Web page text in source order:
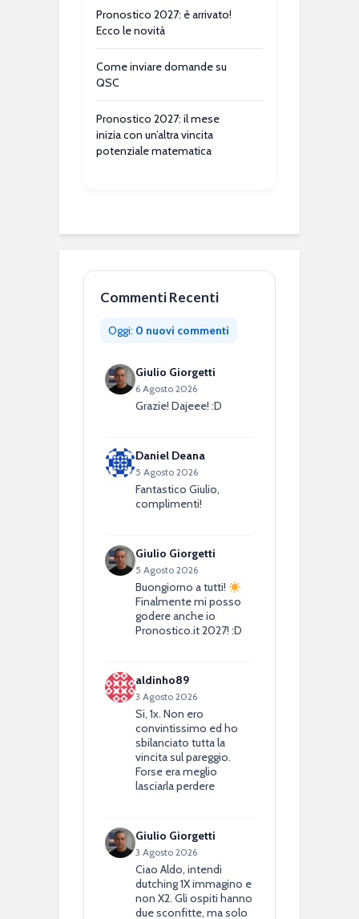
Pronostico 2027: è arrivato!
Ecco le novità
Come inviare domande su
QSC
Pronostico 2027: il mese
inizia con un’altra vincita
potenziale matematica
Commenti Recenti
Oggi: 0 nuovi commenti
Giulio Giorgetti
6 Agosto 2026
Grazie! Dajeee! :D
Daniel Deana
5 Agosto 2026
Fantastico Giulio,
complimenti!
Giulio Giorgetti
5 Agosto 2026
Buongiorno a tutti!
Finalmente mi posso
godere anche io
Pronostico.it 2027! :D
aldinho89
3 Agosto 2026
Si, 1x. Non ero
convintissimo ed ho
sbilanciato tutta la
vincita sul pareggio.
Forse era meglio
lasciarla perdere
Giulio Giorgetti
3 Agosto 2026
Ciao Aldo, intendi
dutching 1X immagino e
non X2. Gli ospiti hanno
due sconfitte, ma solo